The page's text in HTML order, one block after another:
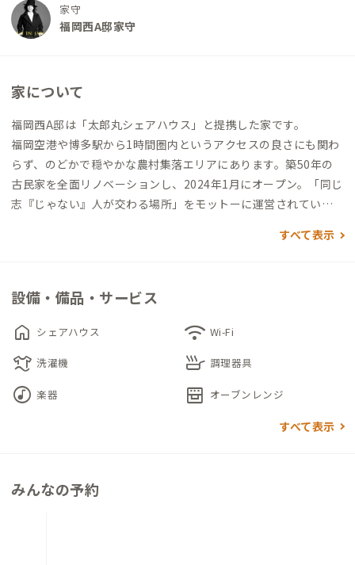
家守
福岡西A邸家守
家について
福岡西A邸は「太郎丸シェアハウス」と提携した家です。
福岡空港や博多駅から1時間圏内というアクセスの良さにも関わ
らず、のどかで穏やかな農村集落エリアにあります。築50年の
古民家を全面リノベーションし、2024年1月にオープン。「同じ
志『じゃない』人が交わる場所」をモットーに運営されている
お仕事の合間に日向ぼっこもできる、ゆったりした縁側でリラ
ックスタイムをお過ごしください。ハンモックも2台あります。
トイレや洗面台が1階と2階にあるのがうれしいですね。
個室は2階にあります。山並みを眺められる大きな窓があり、シ
ングルベッドと和布団を備えています。
すべて表示
設備・備品・サービス
home シェアハウス wifi Wi-Fi
laundry 洗濯機 skillet 調理器具
genres 楽器 oven_gen オーブンレンジ
すべて表示
みんなの予約